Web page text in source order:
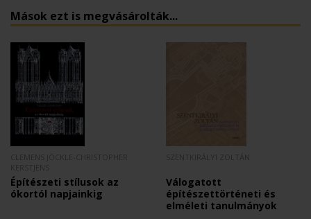
Mások ezt is megvásárolták...
Építészeti stílusok az
ókortól napjainkig
Válogatott
építészettörténeti és
elméleti tanulmányok